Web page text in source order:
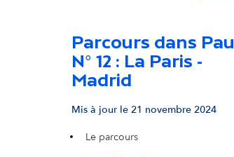
Parcours dans Pau
N° 12 : La Paris -
Madrid
Mis à jour le 21 novembre 2024
Le parcours